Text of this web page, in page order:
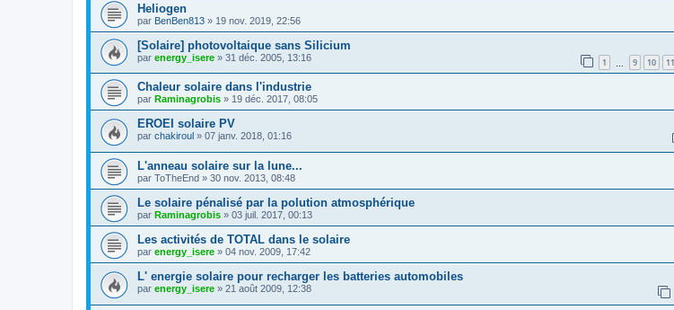
Heliogen
par BenBen813 » 19 nov. 2019, 22:56
[Solaire] photovoltaique sans Silicium
par energy_isere » 31 déc. 2005, 13:16 1 9 10 11
Chaleur solaire dans l'industrie
par Raminagrobis » 19 déc. 2017, 08:05
EROEI solaire PV
par chakiroul » 07 janv. 2018, 01:16
L'anneau solaire sur la lune...
par ToTheEnd » 30 nov. 2013, 08:48
Le solaire pénalisé par la polution atmosphérique
par Raminagrobis » 03 juil. 2017, 00:13
Les activités de TOTAL dans le solaire
par energy_isere » 04 nov. 2009, 17:42
L' energie solaire pour recharger les batteries automobiles
par energy_isere » 21 août 2009, 12:38